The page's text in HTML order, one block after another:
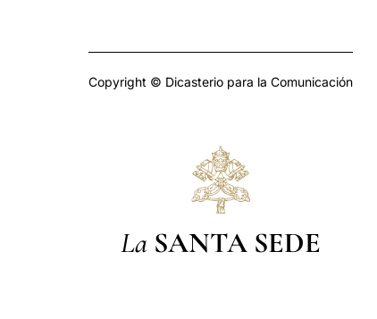
Copyright © Dicasterio para la Comunicación
La SANTA SEDE